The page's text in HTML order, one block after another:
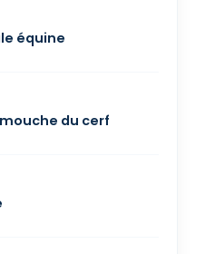
équine
du cerf